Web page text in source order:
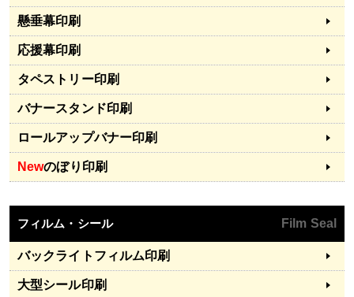
懸垂幕印刷
応援幕印刷
タペストリー印刷
バナースタンド印刷
ロールアップバナー印刷
Newのぼり印刷
フィルム・シール Film Seal
バックライトフィルム印刷
大型シール印刷